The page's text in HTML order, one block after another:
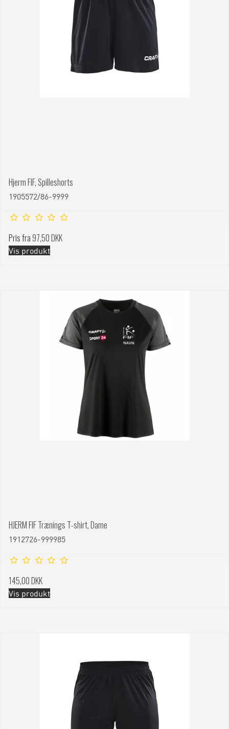
Hjerm FIF, Spilleshorts
1905572/86-9999
Pris fra97,50 DKK
Vis produkt
HJERM FIF Trænings T-shirt, Dame
1912726-999985
145,00 DKK
Vis produkt